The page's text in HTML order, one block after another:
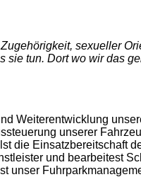
sexueller
tun. Dort wo wir das
Weiterentwicklung
unserer
die Einsatzbereitschaft
und bearbeitest
unser